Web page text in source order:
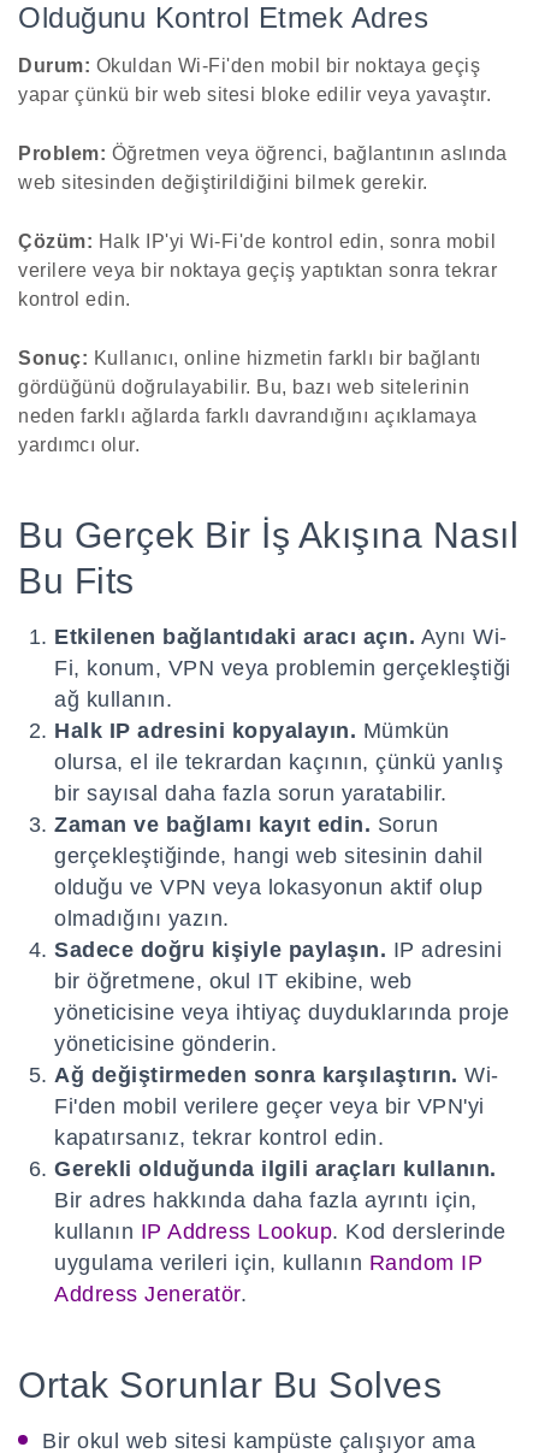
Olduğunu Kontrol Etmek Adres
Durum: Okuldan Wi-Fi'den mobil bir noktaya geçiş
yapar çünkü bir web sitesi bloke edilir veya yavaştır.
Problem: Öğretmen veya öğrenci, bağlantının aslında
web sitesinden değiştirildiğini bilmek gerekir.
Çözüm: Halk IP'yi Wi-Fi'de kontrol edin, sonra mobil
verilere veya bir noktaya geçiş yaptıktan sonra tekrar
kontrol edin.
Sonuç: Kullanıcı, online hizmetin farklı bir bağlantı
gördüğünü doğrulayabilir. Bu, bazı web sitelerinin
neden farklı ağlarda farklı davrandığını açıklamaya
yardımcı olur.
Bu Gerçek Bir İş Akışına Nasıl
Bu Fits
Etkilenen bağlantıdaki aracı açın. Aynı Wi-
Fi, konum, VPN veya problemin gerçekleştiği
ağ kullanın.
Halk IP adresini kopyalayın. Mümkün
olursa, el ile tekrardan kaçının, çünkü yanlış
bir sayısal daha fazla sorun yaratabilir.
Zaman ve bağlamı kayıt edin. Sorun
gerçekleştiğinde, hangi web sitesinin dahil
olduğu ve VPN veya lokasyonun aktif olup
olmadığını yazın.
Sadece doğru kişiyle paylaşın. IP adresini
bir öğretmene, okul IT ekibine, web
yöneticisine veya ihtiyaç duyduklarında proje
yöneticisine gönderin.
Ağ değiştirmeden sonra karşılaştırın. Wi-
Fi'den mobil verilere geçer veya bir VPN'yi
kapatırsanız, tekrar kontrol edin.
Gerekli olduğunda ilgili araçları kullanın.
Bir adres hakkında daha fazla ayrıntı için,
kullanın IP Address Lookup. Kod derslerinde
uygulama verileri için, kullanın Random IP
Address Jeneratör.
Ortak Sorunlar Bu Solves
Bir okul web sitesi kampüste çalışıyor ama